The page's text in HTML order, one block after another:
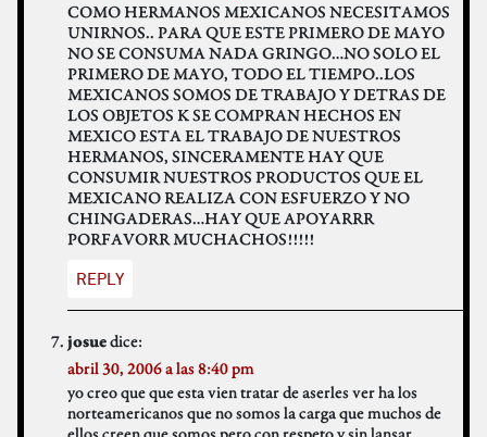
COMO HERMANOS MEXICANOS NECESITAMOS
UNIRNOS.. PARA QUE ESTE PRIMERO DE MAYO
NO SE CONSUMA NADA GRINGO…NO SOLO EL
PRIMERO DE MAYO, TODO EL TIEMPO..LOS
MEXICANOS SOMOS DE TRABAJO Y DETRAS DE
LOS OBJETOS K SE COMPRAN HECHOS EN
MEXICO ESTA EL TRABAJO DE NUESTROS
HERMANOS, SINCERAMENTE HAY QUE
CONSUMIR NUESTROS PRODUCTOS QUE EL
MEXICANO REALIZA CON ESFUERZO Y NO
CHINGADERAS…HAY QUE APOYARRR
PORFAVORR MUCHACHOS!!!!!
REPLY
josuedice:
abril 30, 2006 a las 8:40 pm
yo creo que que esta vien tratar de aserles ver ha los
norteamericanos que no somos la carga que muchos de